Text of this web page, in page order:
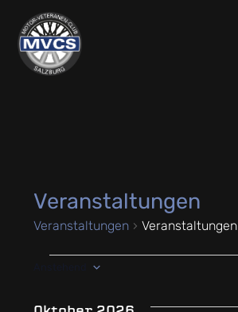
Veranstaltungen
Veranstaltungen Veranstaltungen
VERANSTALTUNGEN